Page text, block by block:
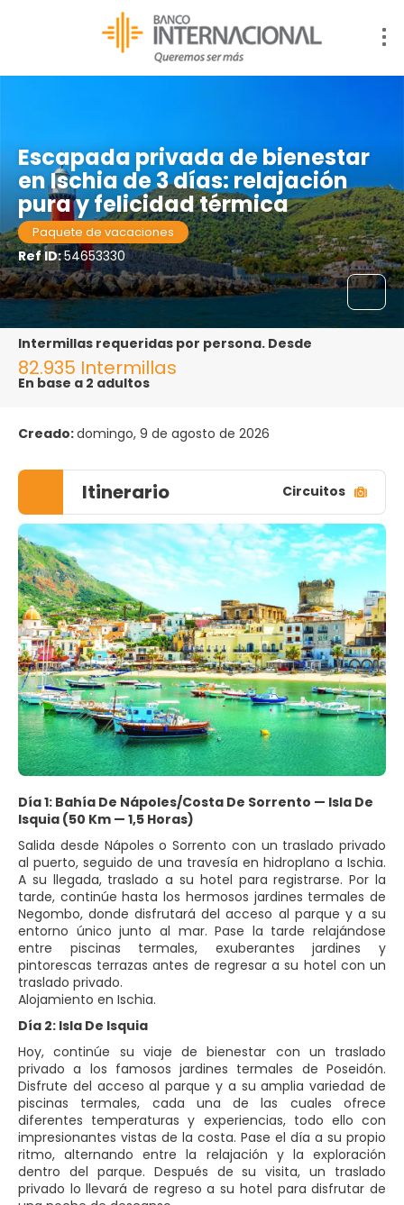
Escapada privada de bienestar
en Ischia de 3 días: relajación
pura y felicidad térmica
Paquete de vacaciones
Ref ID:54653330
Intermillas requeridas por persona. Desde
82.935 Intermillas
En base a 2 adultos
Creado:domingo, 9 de agosto de 2026
Itinerario Circuitos
Día 1: Bahía De Nápoles/Costa De Sorrento — Isla De
Isquia (50 Km — 1,5 Horas)
Salida desde Nápoles o Sorrento con un traslado privado
al puerto, seguido de una travesía en hidroplano a Ischia.
A su llegada, traslado a su hotel para registrarse. Por la
tarde, continúe hasta los hermosos jardines termales de
Negombo, donde disfrutará del acceso al parque y a su
entorno único junto al mar. Pase la tarde relajándose
entre piscinas termales, exuberantes jardines y
pintorescas terrazas antes de regresar a su hotel con un
traslado privado.
Alojamiento en Ischia.
Día 2: Isla De Isquia
Hoy, continúe su viaje de bienestar con un traslado
privado a los famosos jardines termales de Poseidón.
Disfrute del acceso al parque y a su amplia variedad de
piscinas termales, cada una de las cuales ofrece
diferentes temperaturas y experiencias, todo ello con
impresionantes vistas de la costa. Pase el día a su propio
ritmo, alternando entre la relajación y la exploración
dentro del parque. Después de su visita, un traslado
privado lo llevará de regreso a su hotel para disfrutar de